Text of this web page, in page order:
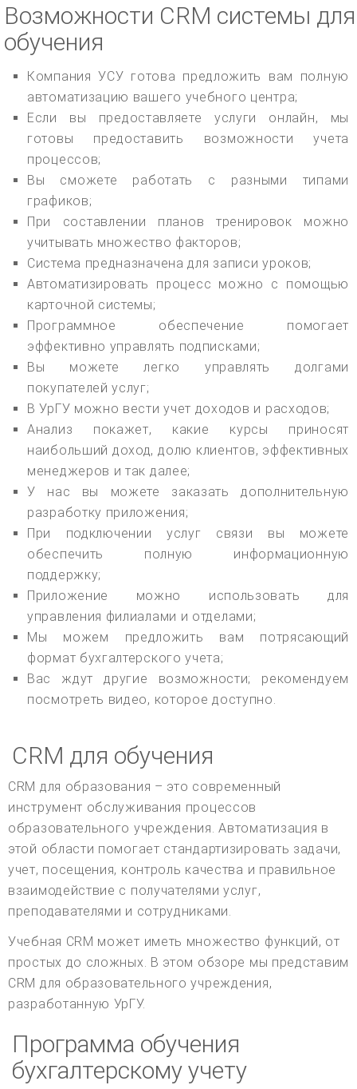
Возможности CRM системы для
обучения
Компания УСУ готова предложить вам полную
автоматизацию вашего учебного центра;
Если вы предоставляете услуги онлайн, мы
готовы предоставить возможности учета
процессов;
Вы сможете работать с разными типами
графиков;
При составлении планов тренировок можно
учитывать множество факторов;
Система предназначена для записи уроков;
Автоматизировать процесс можно с помощью
карточной системы;
Программное обеспечение помогает
эффективно управлять подписками;
Вы можете легко управлять долгами
покупателей услуг;
В УрГУ можно вести учет доходов и расходов;
Анализ покажет, какие курсы приносят
наибольший доход, долю клиентов, эффективных
менеджеров и так далее;
У нас вы можете заказать дополнительную
разработку приложения;
При подключении услуг связи вы можете
обеспечить полную информационную
поддержку;
Приложение можно использовать для
управления филиалами и отделами;
Мы можем предложить вам потрясающий
формат бухгалтерского учета;
Вас ждут другие возможности; рекомендуем
посмотреть видео, которое доступно.
CRM для обучения
CRM для образования – это современный
инструмент обслуживания процессов
образовательного учреждения. Автоматизация в
этой области помогает стандартизировать задачи,
учет, посещения, контроль качества и правильное
взаимодействие с получателями услуг,
преподавателями и сотрудниками.
Учебная CRM может иметь множество функций, от
простых до сложных. В этом обзоре мы представим
CRM для образовательного учреждения,
разработанную УрГУ.
Программа обучения
бухгалтерскому учету